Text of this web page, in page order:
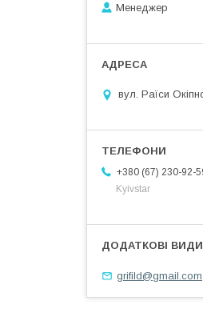
Менеджер
вул. Раїси
+380 (67) 230-92-
Kyivstar
grifild@gmail.com